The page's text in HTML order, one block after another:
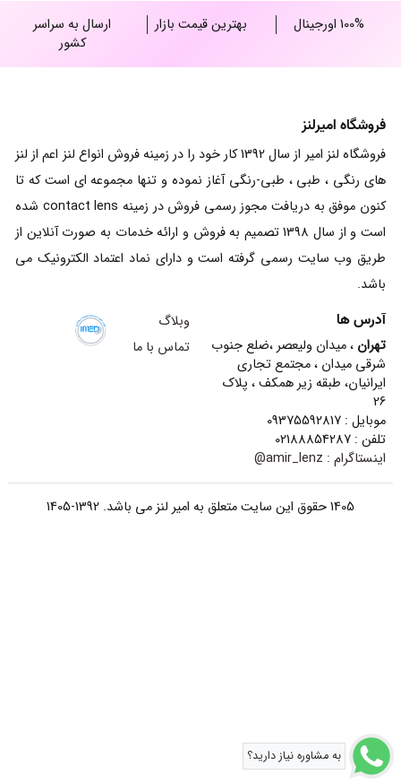
100% اورجینال بهترین قیمت بازار
ارسال به سراسر
کشور
فروشگاه امیرلنز
فروشگاه لنز امیر از سال 1392 کار خود را در زمینه فروش انواع لنز اعم از لنز
های رنگی ، طبی ، طبی-رنگی آغاز نموده و تنها مجموعه ای است که تا
کنون موفق به دریافت مجوز رسمی فروش در زمینه contact lens شده
است و از سال 1398 تصمیم به فروش و ارائه خدمات به صورت آنلاین از
طریق وب سایت رسمی گرفته است و دارای نماد اعتماد الکترونیک می
باشد.
آدرس ها
تهران ، میدان ولیعصر ،ضلع جنوب
شرقی میدان ، مجتمع تجاری
ایرانیان، طبقه زیر همکف ، پلاک
26
موبایل : 09375592817
تلفن : 02188854287
اینستاگرام : amir_lenz@
وبلاگ
تماس با ما
1405 حقوق این سایت متعلق به امیر لنز می باشد. 1392-1405
به مشاوره نیاز دارید؟